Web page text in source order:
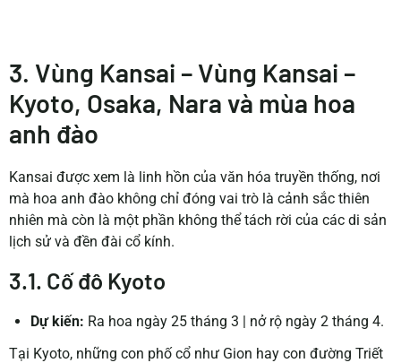
3. Vùng Kansai – Vùng Kansai –
Kyoto, Osaka, Nara và mùa hoa
anh đào
Kansai được xem là linh hồn của văn hóa truyền thống, nơi
mà hoa anh đào không chỉ đóng vai trò là cảnh sắc thiên
nhiên mà còn là một phần không thể tách rời của các di sản
lịch sử và đền đài cổ kính.
3.1. Cố đô Kyoto
Dự kiến: Ra hoa ngày 25 tháng 3 | nở rộ ngày 2 tháng 4.
Tại Kyoto, những con phố cổ như Gion hay con đường Triết